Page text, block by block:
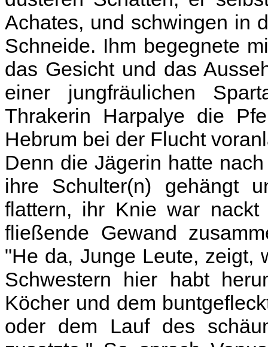
Achates, und schwingen in
Schneide. Ihm begegnete
das Gesicht und das
einer jungfräulichen
Thrakerin Harpalye die
Hebrum bei der Flucht
Denn die Jägerin hatte
ihre Schulter(n) gehängt
flattern, ihr Knie war
fließende Gewand
"He da, Junge Leute, zeigt,
Schwestern hier habt
Köcher und dem
oder dem Lauf des